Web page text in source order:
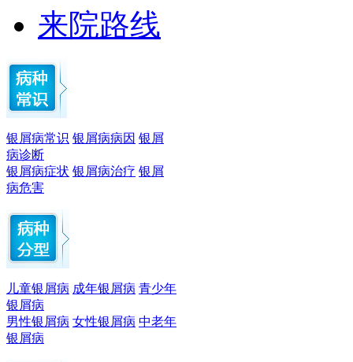
来院路线
银屑病常识 银屑病病因 银屑
病诊断
银屑病症状 银屑病治疗 银屑
病危害
儿童银屑病 成年银屑病 青少年
银屑病
男性银屑病 女性银屑病 中老年
银屑病